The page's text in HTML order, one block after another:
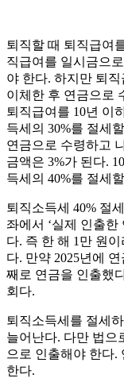
퇴직할 때 퇴직급여
직급여를 일시금으
야 한다. 하지만 퇴
이체한 후 연금으로
퇴직급여를 10년 이
득세의 30%를 절세
연금으로 수령하고
금액은 3%가 된다.
득세의 40%를 절세
퇴직소득세 40% 절
좌에서 ‘실제 인출한
다. 즉 한 해 1만 원
다. 만약 2025년에
째로 연금을 인출했
회다.
퇴직소득세를 절세
늘어난다. 다만 법으
으로 인출해야 한다.
한다.